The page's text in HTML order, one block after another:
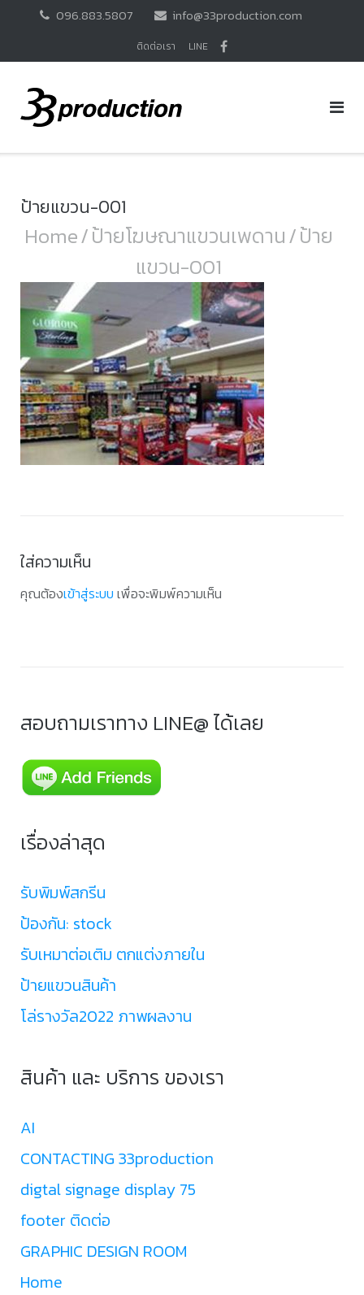
096.883.5807 info@33production.com
ติดต่อเรา LINE
ป้ายแขวน-001
Home/ป้ายโฆษณาแขวนเพดาน/ป้าย
แขวน-001
ใส่ความเห็น
คุณต้องเข้าสู่ระบบ เพื่อจะพิมพ์ความเห็น
สอบถามเราทาง LINE@ ได้เลย
เรื่องล่าสุด
รับพิมพ์สกรีน
ป้องกัน: stock
รับเหมาต่อเติม ตกแต่งภายใน
ป้ายแขวนสินค้า
โล่รางวัล2022 ภาพผลงาน
สินค้า และ บริการ ของเรา
AI
CONTACTING 33production
digtal signage display 75
footer ติดต่อ
GRAPHIC DESIGN ROOM
Home